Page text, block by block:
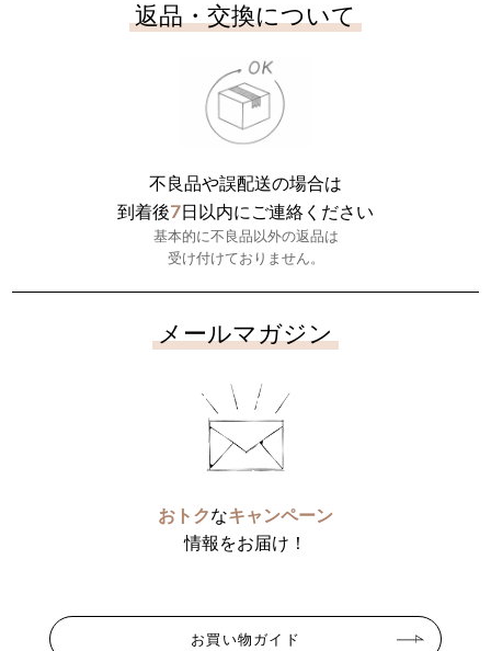
返品・交換について
不良品や誤配送の場合は
到着後7日以内にご連絡ください
基本的に不良品以外の返品は
受け付けておりません。
メールマガジン
おトクなキャンペーン
情報をお届け！
お買い物ガイド